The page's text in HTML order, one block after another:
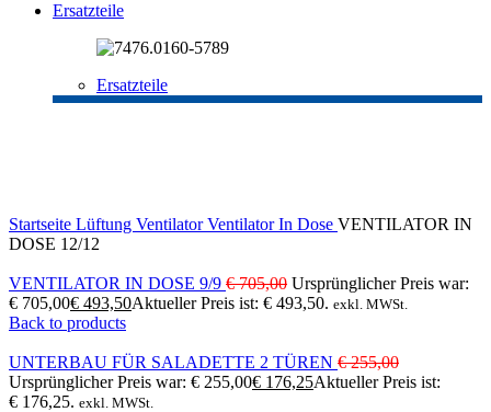
Ersatzteile
Ersatzteile
Startseite Lüftung VentilatorVentilator In Dose VENTILATOR IN
DOSE 12/12
VENTILATOR IN DOSE 9/9 €705,00 Ursprünglicher Preis war:
€ 705,00€ 493,50Aktueller Preis ist: € 493,50. exkl. MWSt.
Back to products
UNTERBAU FÜR SALADETTE 2 TÜREN €255,00
Ursprünglicher Preis war: € 255,00€ 176,25Aktueller Preis ist:
€ 176,25. exkl. MWSt.